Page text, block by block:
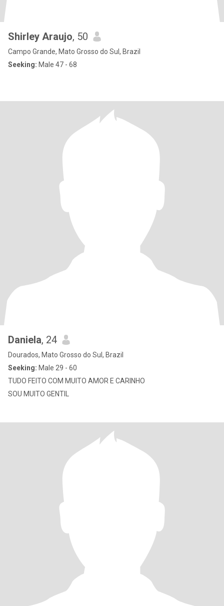
Shirley Araujo, 50
Campo Grande, Mato Grosso do Sul, Brazil
Seeking: Male 47 - 68
Daniela, 24
Dourados, Mato Grosso do Sul, Brazil
Seeking: Male 29 - 60
TUDO FEITO COM MUITO AMOR E CARINHO
SOU MUITO GENTIL